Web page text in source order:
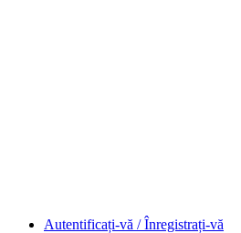
Autentificați-vă / Înregistrați-vă